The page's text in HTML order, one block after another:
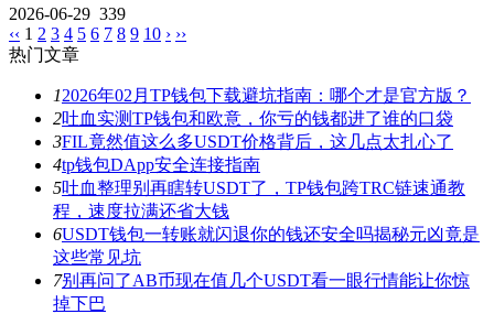
2026-06-29 339
‹‹ 1 2 3 4 5 6 7 8 9 10 › ››
热门文章
12026年02月TP钱包下载避坑指南：哪个才是官方版？
2吐血实测TP钱包和欧意，你亏的钱都进了谁的口袋
3FIL竟然值这么多USDT价格背后，这几点太扎心了
4tp钱包DApp安全连接指南
5吐血整理别再瞎转USDT了，TP钱包跨TRC链速通教
程，速度拉满还省大钱
6USDT钱包一转账就闪退你的钱还安全吗揭秘元凶竟是
这些常见坑
7别再问了AB币现在值几个USDT看一眼行情能让你惊
掉下巴